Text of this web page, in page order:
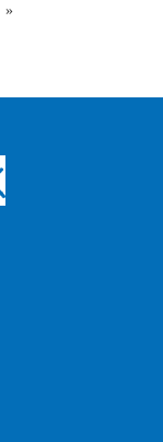
»